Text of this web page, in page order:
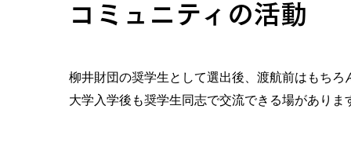
コミュニティの活動
柳井財団の奨学生として選出後、渡航前はもちろ
大学入学後も奨学生同志で交流できる場がありま